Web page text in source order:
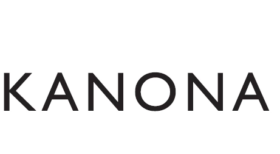
HLEDAT